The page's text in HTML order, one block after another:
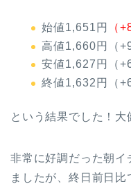
始値1,651円
（
高値1,660円（
安値1,627円（
終値1,632円（
という結果でした！大
非常に好調だった朝イ
ましたが、終日前日